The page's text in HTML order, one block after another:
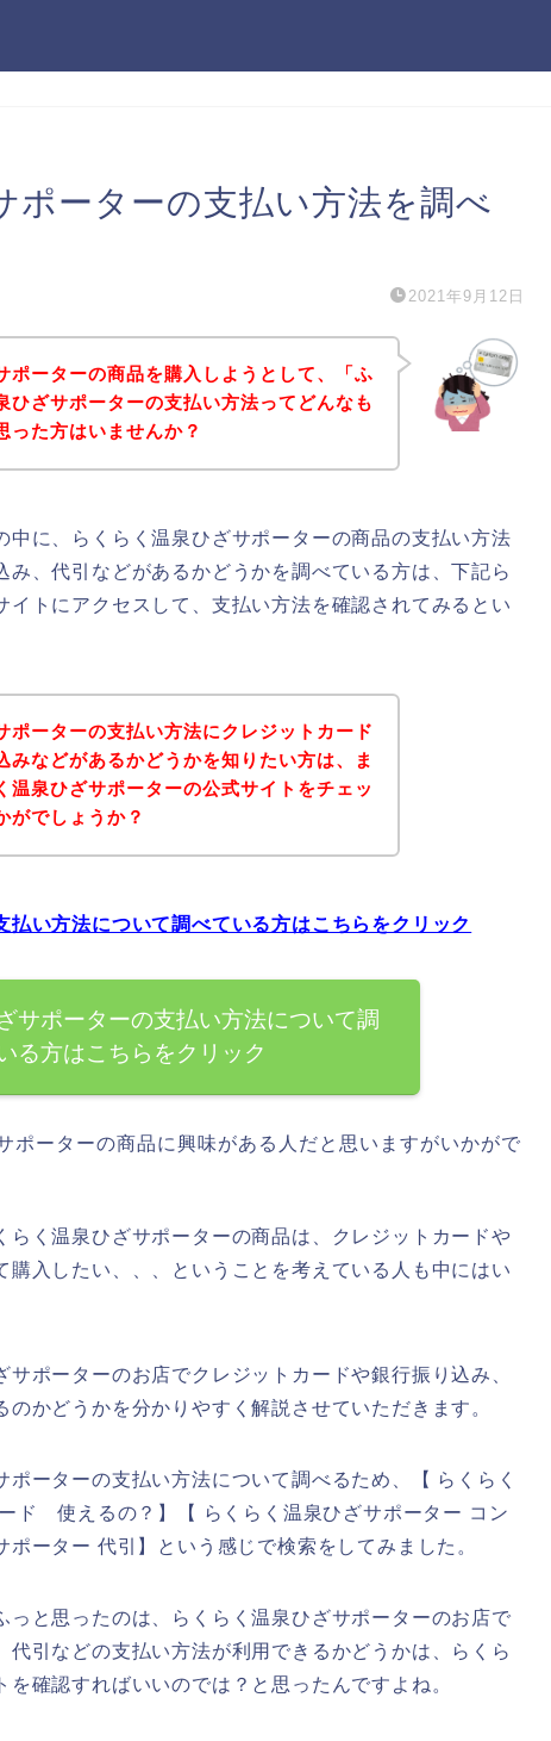
ポーターの支払い方法を調べ
2021年9月12日
ポーターの商品を購入しようとして、「ふ
ひざサポーターの支払い方法ってどんなも
った方はいませんか？
中に、らくらく温泉ひざサポーターの商品の支払い方法
み、代引などがあるかどうかを調べている方は、下記ら
イトにアクセスして、支払い方法を確認されてみるとい
ポーターの支払い方法にクレジットカード
みなどがあるかどうかを知りたい方は、ま
温泉ひざサポーターの公式サイトをチェッ
がでしょうか？
払い方法について調べている方はこちらをクリック
サポーターの支払い方法について調
る方はこちらをクリック
ポーターの商品に興味がある人だと思いますがいかがで
らく温泉ひざサポーターの商品は、クレジットカードや
入したい、、、ということを考えている人も中にはい
ポーターのお店でクレジットカードや銀行振り込み、
かどうかを分かりやすく解説させていただきます。
ポーターの支払い方法について調べるため、【 らくらく
ド 使えるの？】【 らくらく温泉ひざサポーター コン
ーター 代引】という感じで検索をしてみました。
っと思ったのは、らくらく温泉ひざサポーターのお店で
代引などの支払い方法が利用できるかどうかは、らくら
確認すればいいのでは？と思ったんですよね。